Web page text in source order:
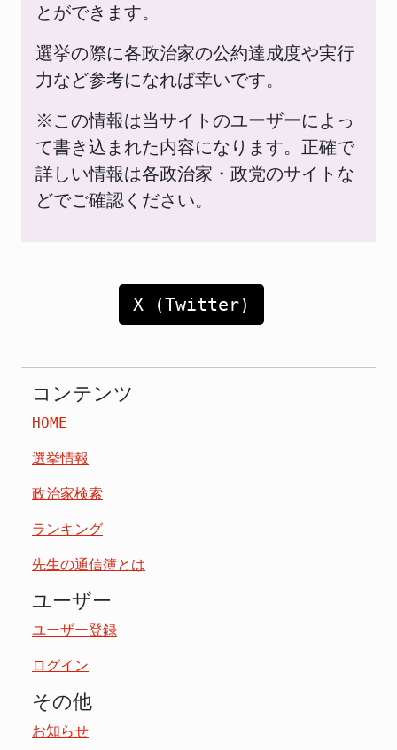
とができます。
選挙の際に各政治家の公約達成度や実行
力など参考になれば幸いです。
※この情報は当サイトのユーザーによっ
て書き込まれた内容になります。正確で
詳しい情報は各政治家・政党のサイトな
どでご確認ください。
X (Twitter)
コンテンツ
HOME
選挙情報
政治家検索
ランキング
先生の通信簿とは
ユーザー
ユーザー登録
ログイン
その他
お知らせ